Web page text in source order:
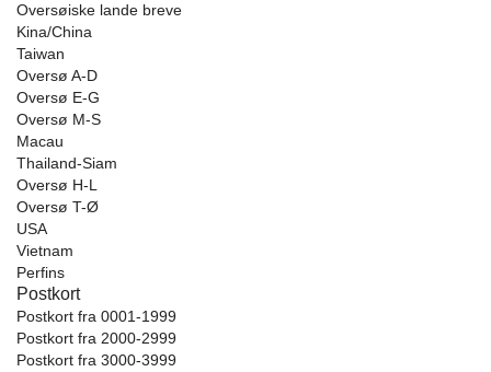
Oversøiske lande breve
Kina/China
Taiwan
Oversø A-D
Oversø E-G
Oversø M-S
Macau
Thailand-Siam
Oversø H-L
Oversø T-Ø
USA
Vietnam
Perfins
Postkort
Postkort fra 0001-1999
Postkort fra 2000-2999
Postkort fra 3000-3999